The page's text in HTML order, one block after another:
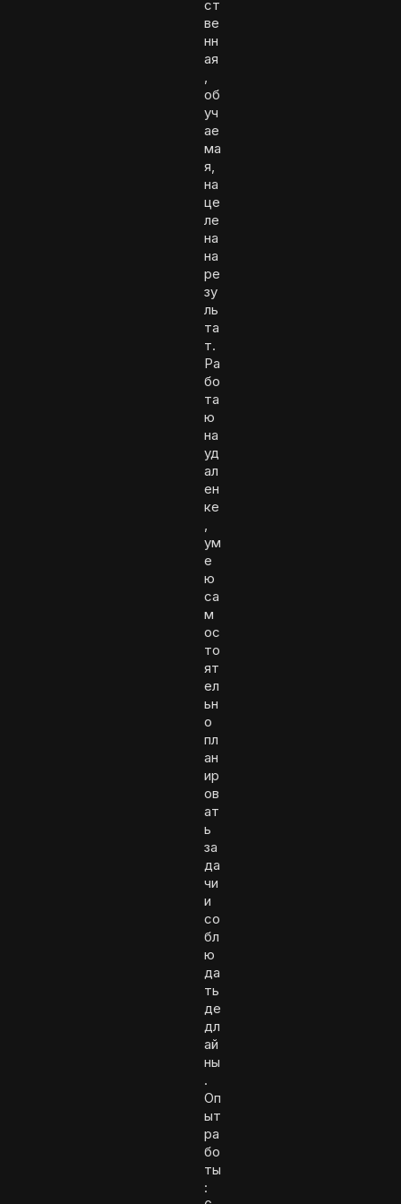
ст
ве
нн
ая
,
об
уч
ае
ма
я,
на
це
ле
на
на
ре
зу
ль
та
т.
Ра
бо
та
ю
на
уд
ал
ен
ке
,
ум
е
ю
са
м
ос
то
ят
ел
ьн
о
пл
ан
ир
ов
ат
ь
за
да
чи
и
со
бл
ю
да
ть
де
дл
ай
ны
.
Оп
ыт
ра
бо
ты
: